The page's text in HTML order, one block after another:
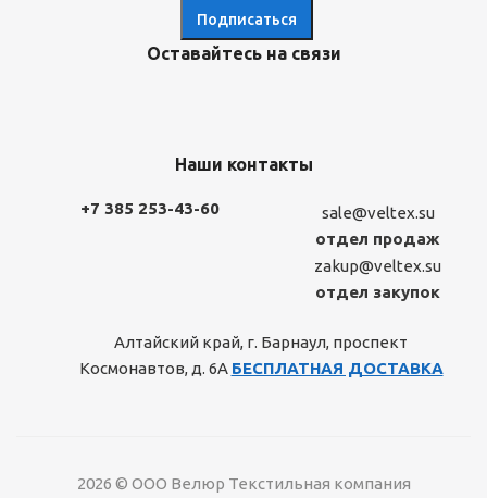
Оставайтесь на связи
Наши контакты
+7 385 253-43-60
sale@veltex.su
отдел продаж
zakup@veltex.su
отдел закупок
Алтайский край, г. Барнаул, проспект
Космонавтов, д. 6А БЕСПЛАТНАЯ ДОСТАВКА
2026 © ООО Велюр Текстильная компания